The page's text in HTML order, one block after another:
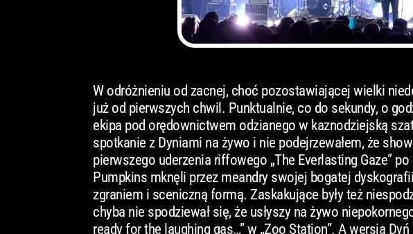
W odróżnieniu od zacnej, choć pozostawiającej wielki
już od pierwszych chwil. Punktualnie, co do sekundy, o
ekipa pod orędownictwem odzianego w kaznodziejską
spotkanie z Dyniami na żywo i nie podejrzewałem, że
pierwszego uderzenia riffowego „The Everlasting Gaze”
Pumpkins mknęli przez meandry swojej bogatej
zgraniem i sceniczną formą. Zaskakujące były też
chyba nie spodziewał się, że usłyszy na żywo
ready for the laughing gas…” w „Zoo Station”. A wersja